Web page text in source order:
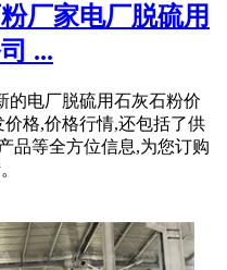
厂家电厂脱硫用
...
的电厂脱硫用石灰石粉价
格,价格行情,还包括了供
品等全方位信息,为您订购